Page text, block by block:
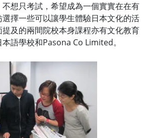
想只考試，希望成為一個實實在在有
擇一些可以讓學生體驗日本文化的活
及的兩間院校本身課程亦有文化教育
語學校和Pasona Co Limited。